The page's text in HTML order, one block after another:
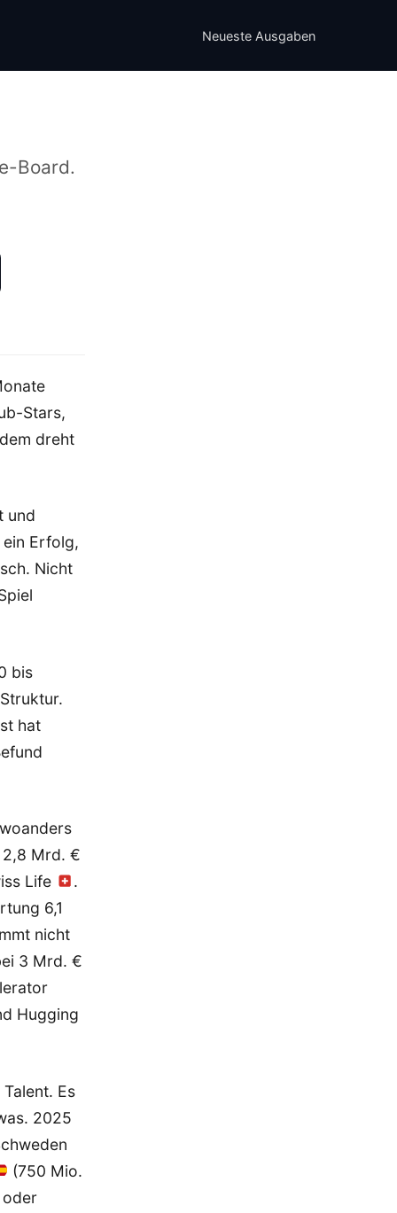
Neueste Ausgaben
Board.
Stars,
dreht
und
Erfolg,
Nicht
bis
hat
Mrd. €
Life
.
6,1
nicht
3 Mrd. €
Hugging
Es
2025
(750 Mio.